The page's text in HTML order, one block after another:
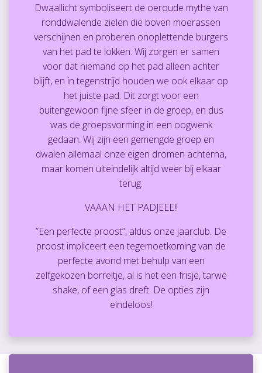
Dwaallicht symboliseert de oeroude mythe van
ronddwalende zielen die boven moerassen
verschijnen en proberen onoplettende burgers
van het pad te lokken. Wij zorgen er samen
voor dat niemand op het pad alleen achter
blijft, en in tegenstrijd houden we ook elkaar op
het juiste pad. Dit zorgt voor een
buitengewoon fijne sfeer in de groep, en dus
was de groepsvorming in een oogwenk
gedaan. Wij zijn een gemengde groep en
dwalen allemaal onze eigen dromen achterna,
maar komen uiteindelijk altijd weer bij elkaar
terug.
VAAAN HET PADJEEE!!
”Een perfecte proost”, aldus onze jaarclub. De
proost impliceert een tegemoetkoming van de
perfecte avond met behulp van een
zelfgekozen borreltje, al is het een frisje, tarwe
shake, of een glas dreft. De opties zijn
eindeloos!